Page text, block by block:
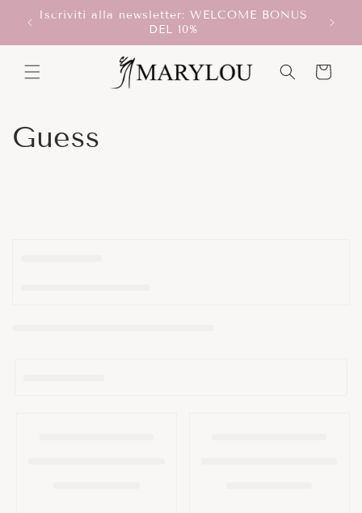
direttamente
Iscriviti alla newsletter: WELCOME BONUS
DEL 10%
Carrello
C
Guess